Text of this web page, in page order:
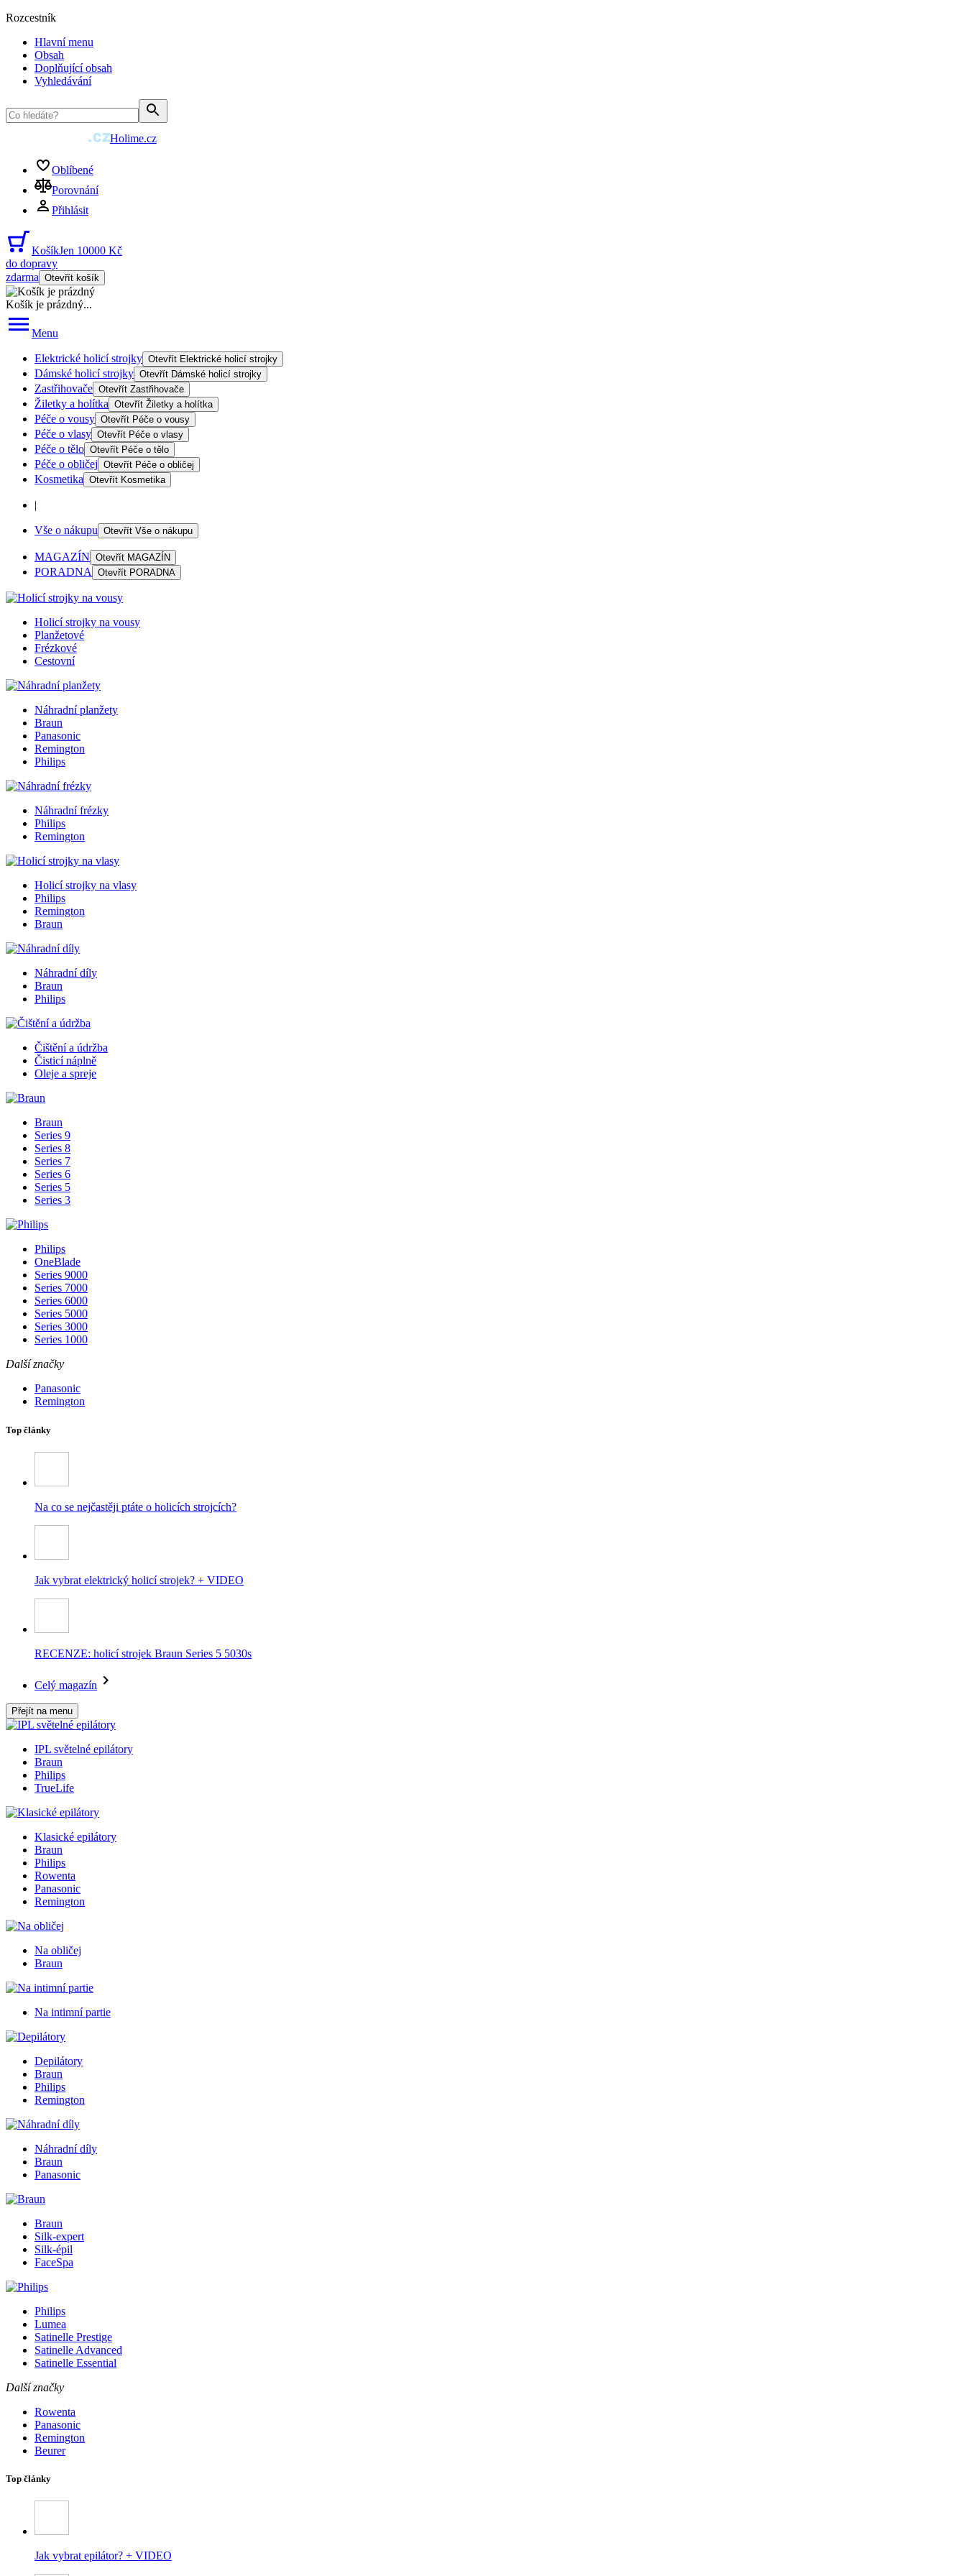
Rozcestník
Hlavní menu
Obsah
Doplňující obsah
Vyhledávání
Holime.cz
Oblíbené
Porovnání
Přihlásit
KošíkJen 10000 Kč
do dopravy
zdarma Otevřít košík
Košík je prázdný...
Menu
Elektrické holicí strojky Otevřít Elektrické holicí strojky
Dámské holicí strojky Otevřít Dámské holicí strojky
Zastřihovače Otevřít Zastřihovače
Žiletky a holítka Otevřít Žiletky a holítka
Péče o vousy Otevřít Péče o vousy
Péče o vlasy Otevřít Péče o vlasy
Péče o tělo Otevřít Péče o tělo
Péče o obličej Otevřít Péče o obličej
Kosmetika Otevřít Kosmetika
|
Vše o nákupu Otevřít Vše o nákupu
MAGAZÍN Otevřít MAGAZÍN
PORADNA Otevřít PORADNA
Holicí strojky na vousy
Planžetové
Frézkové
Cestovní
Náhradní planžety
Braun
Panasonic
Remington
Philips
Náhradní frézky
Philips
Remington
Holicí strojky na vlasy
Philips
Remington
Braun
Náhradní díly
Braun
Philips
Čištění a údržba
Čisticí náplně
Oleje a spreje
Braun
Series 9
Series 8
Series 7
Series 6
Series 5
Series 3
Philips
OneBlade
Series 9000
Series 7000
Series 6000
Series 5000
Series 3000
Series 1000
Další značky
Panasonic
Remington
Top články
Na co se nejčastěji ptáte o holicích strojcích?
Jak vybrat elektrický holicí strojek? + VIDEO
RECENZE: holicí strojek Braun Series 5 5030s
Celý magazín
Přejít na menu
IPL světelné epilátory
Braun
Philips
TrueLife
Klasické epilátory
Braun
Philips
Rowenta
Panasonic
Remington
Na obličej
Braun
Na intimní partie
Depilátory
Braun
Philips
Remington
Náhradní díly
Braun
Panasonic
Braun
Silk-expert
Silk-épil
FaceSpa
Philips
Lumea
Satinelle Prestige
Satinelle Advanced
Satinelle Essential
Další značky
Rowenta
Panasonic
Remington
Beurer
Top články
Jak vybrat epilátor? + VIDEO